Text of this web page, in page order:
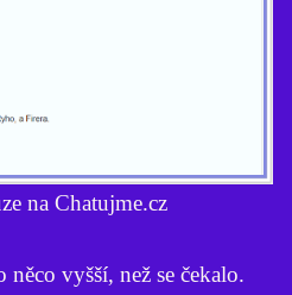
na Chatujme.cz
vyšší, než se čekalo.